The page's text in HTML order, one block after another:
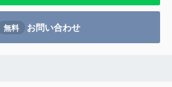
無料 お問い合わせ